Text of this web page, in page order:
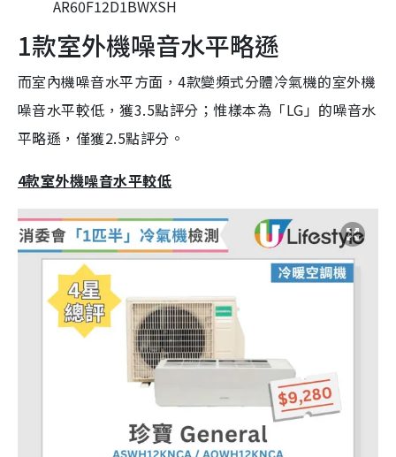
AR60F12D1BWXSH
1款室外機噪音水平略遜
而室內機噪音水平方面，4款變頻式分體冷氣機的室外機
噪音水平較低，獲3.5點評分；惟樣本為「LG」的噪音水
平略遜，僅獲2.5點評分。
4款室外機噪音水平較低